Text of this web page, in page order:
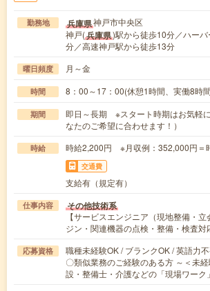
勤務地 兵庫県神戸市中央区
神戸(兵庫県)駅から徒歩10分／ハー
分／高速神戸駅から徒歩13分
曜日頻度 月～金
時間 8：00～17：00(休憩1時間、実働8時
期間
即日～長期 ※スタート時期はお気軽
なたのご希望に合わせます！）
時給 時給2,200円 ※月収例：352,000円＝
交通費
支給有（規定有）
仕事内容 その他技術系
【サービスエンジニア（現地整備・
ジン・関連機器の点検・整備・検査
応募資格
職種未経験OK / ブランクOK / 英語力
〇類似業務のご経験のある方 ～＜未
設・整備士・介護などの「現場ワー